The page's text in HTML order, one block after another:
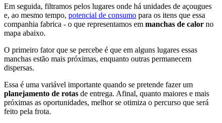
Em seguida, filtramos pelos lugares onde há unidades de açougues
e, ao mesmo tempo, potencial de consumo para os itens que essa
companhia fabrica - o que representamos em manchas de calor no
mapa abaixo.
O primeiro fator que se percebe é que em alguns lugares essas
manchas estão mais próximas, enquanto outras permanecem
dispersas.
Essa é uma variável importante quando se pretende fazer um
planejamento de rotas de entrega. Afinal, quanto maiores e mais
próximas as oportunidades, melhor se otimiza o percurso que será
feito pela frota.